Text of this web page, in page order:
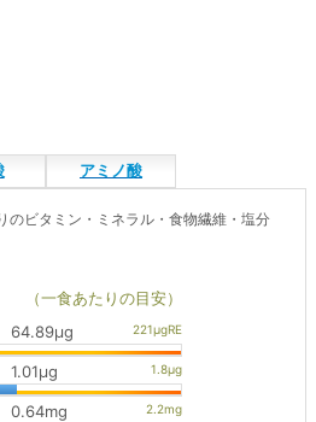
アミノ酸
のビタミン・ミネラル・食物繊維・塩分
（一食あたりの目安）
64.89μg
1.01μg
0.64mg